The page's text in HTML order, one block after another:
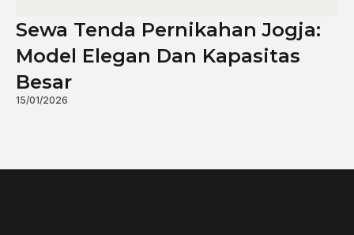
Sewa Tenda Pernikahan Jogja:
Model Elegan Dan Kapasitas
Besar
15/01/2026